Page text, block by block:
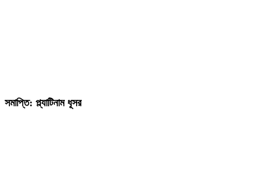
সমাপ্তি: প্ল্যাটিনাম ধূসর